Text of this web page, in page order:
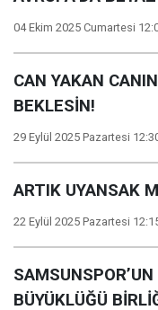
04 Ekim 2025 Cumartesi
CAN YAKAN
BEKLESİN!
29 Eylül 2025 Pazartesi
ARTIK UYANSAK
22 Eylül 2025 Pazartesi
BÜYÜKLÜĞÜ